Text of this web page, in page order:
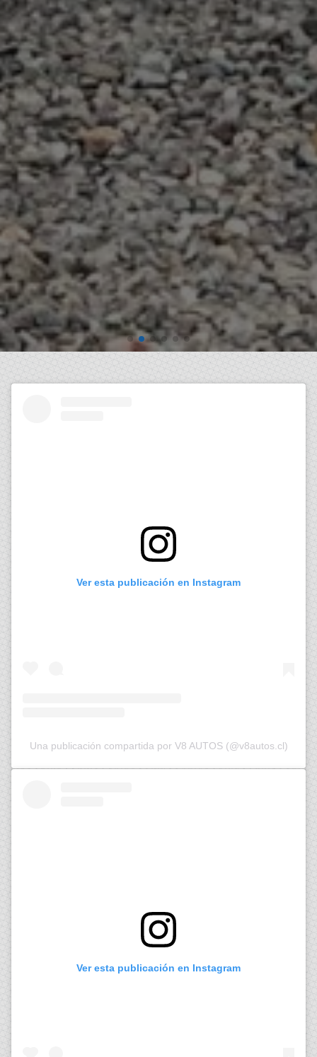
Ver esta publicación en Instagram
Una publicación compartida por V8 AUTOS (@v8autos.cl)
Ver esta publicación en Instagram